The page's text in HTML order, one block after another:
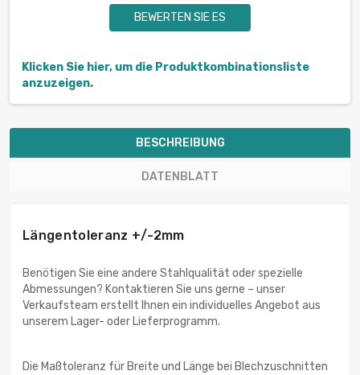
BEWERTEN SIE ES
Klicken Sie hier, um die Produktkombinationsliste
anzuzeigen.
BESCHREIBUNG
DATENBLATT
Längentoleranz +/-2mm
Benötigen Sie eine andere Stahlqualität oder spezielle
Abmessungen? Kontaktieren Sie uns gerne – unser
Verkaufsteam erstellt Ihnen ein individuelles Angebot aus
unserem Lager- oder Lieferprogramm.
Die Maßtoleranz für Breite und Länge bei Blechzuschnitten